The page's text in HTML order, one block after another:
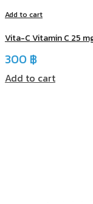
Add to cart
Vita-C Vitamin C 25
300 ฿
Add to cart